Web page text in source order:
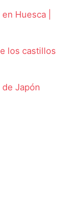
Huesca |
los castillos
Japón